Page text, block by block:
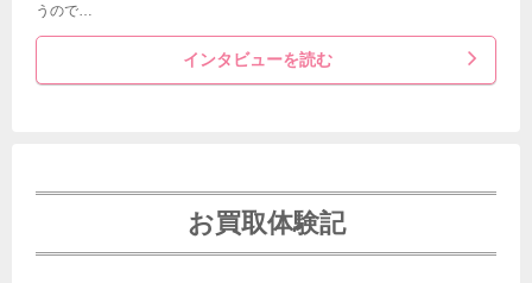
うので…
インタビューを読む
お買取体験記